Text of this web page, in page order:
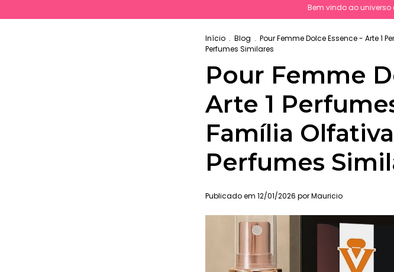
Bem vindo ao universo
Início . Blog . Pour Femme Dolce Essence - Arte 1
Perfumes Similares
Pour Femme
Arte 1
Família
Perfumes
Publicado em 12/01/2026 por Mauricio